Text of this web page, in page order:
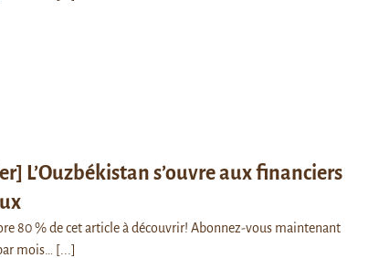
L’Ouzbékistan s’ouvre aux financiers
80 % de cet article à découvrir! Abonnez-vous maintenant
mois…
[...]